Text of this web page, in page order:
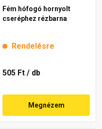
Fém hófogó hornyolt
cseréphez rézbarna
Rendelésre
505 Ft / db
Megnézem